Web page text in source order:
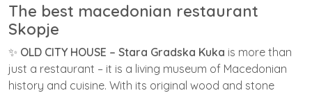
The best macedonian restaurant
Skopje
✨ OLD CITY HOUSE – Stara Gradska Kuka is more than
just a restaurant – it is a living museum of Macedonian
history and cuisine. With its original wood and stone